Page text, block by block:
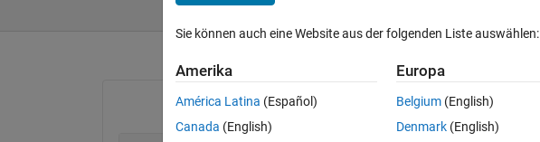
Sie können auch eine Website aus der folgenden Liste auswählen:
Amerika
América Latina (Español)
Canada (English)
Europa
Belgium (English)
Denmark (English)